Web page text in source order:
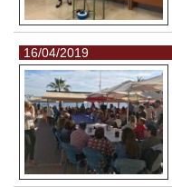
16/04/2019